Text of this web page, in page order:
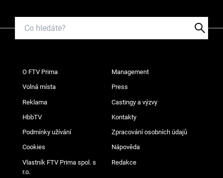
O FTV Prima Management
Volná místa Press
Reklama Castingy a výzvy
HbbTV Kontakty
Podmínky užívání Zpracování osobních údajů
Cookies Nápověda
Vlastník FTV Prima spol. s
r.o.
Redakce